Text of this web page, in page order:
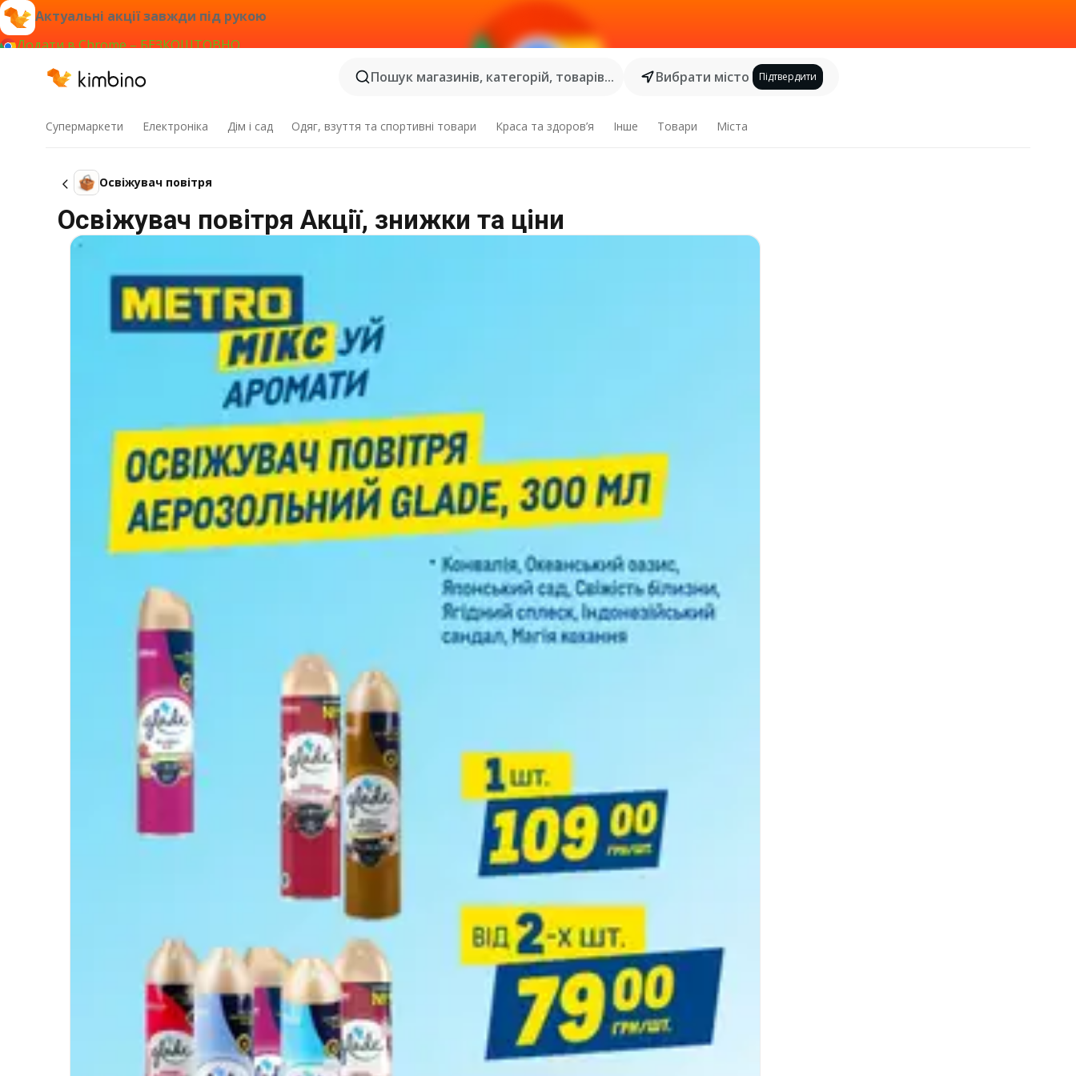
Актуальні акції завжди під рукою
Додати в Chrome – БЕЗКОШТОВНО
Пошук магазинів, категорій, товарів...
Вибрати місто Підтвердити
Супермаркети Електроніка Дім і сад Одяг, взуття та спортивні товари Краса та здоров’я Інше Товари Міста
Освіжувач повітря
Освіжувач повітря Акції, знижки та ціни